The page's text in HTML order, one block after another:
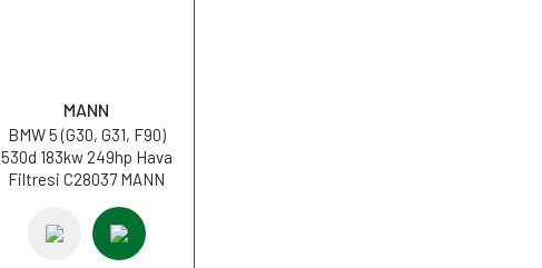
MANN
BMW 5 (G30, G31, F90)
530d 183kw 249hp Hava
Filtresi C28037 MANN